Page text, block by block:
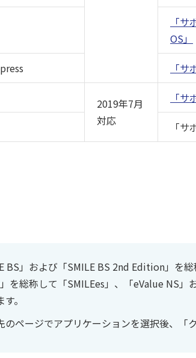
「
OS」
「
2019年7月
対応
「
「
BS」および「SMILE BS 2nd Edition」を
を総称して「SMILEes」、「eValue NS
。
のページでアプリケーションを選択後、「